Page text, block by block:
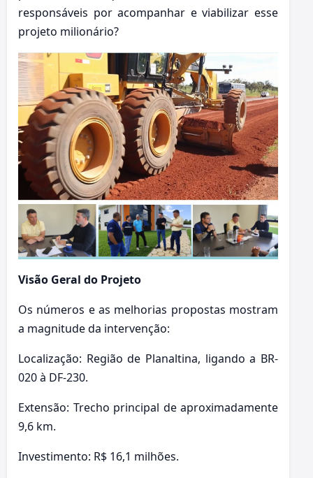
responsáveis por acompanhar e viabilizar esse
projeto milionário?
Visão Geral do Projeto
Os números e as melhorias propostas mostram
a magnitude da intervenção:
Localização: Região de Planaltina, ligando a BR-
020 à DF-230.
Extensão: Trecho principal de aproximadamente
9,6 km.
Investimento: R$ 16,1 milhões.